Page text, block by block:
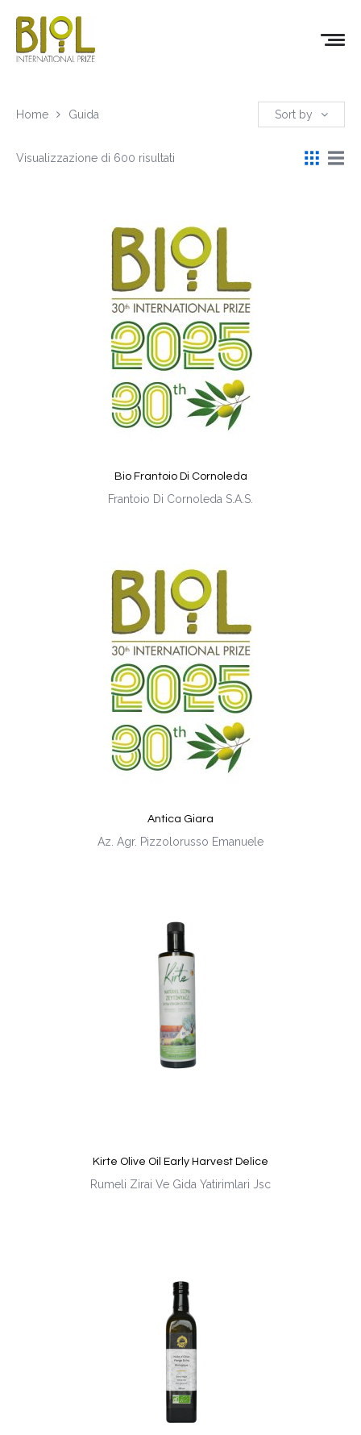
Home Guida Sort by
Visualizzazione di 600 risultati
Bio Frantoio Di Cornoleda
Frantoio Di Cornoleda S.A.S.
Antica Giara
Az. Agr. Pizzolorusso Emanuele
Kirte Olive Oil Early Harvest Delice
Rumeli Zirai Ve Gida Yatirimlari Jsc